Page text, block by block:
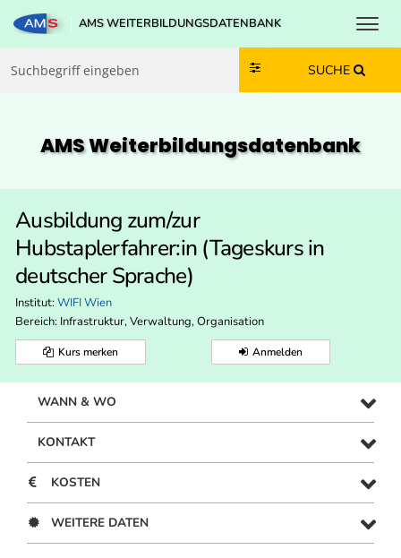
Zum Inhalt springen
Zum Navmenü springen
Zur Suche springen
Zur Footer springen
AMS WEITERBILDUNGSDATENBANK
SUCHE
AMS Weiterbildungs­datenbank
Ausbildung zum/zur
Hubstaplerfahrer:in (Tageskurs in
deutscher Sprache)
Institut: WIFI Wien
Bereich: Infrastruktur, Verwaltung, Organisation
Kurs merken Anmelden
WANN & WO
KONTAKT
KOSTEN
WEITERE DATEN